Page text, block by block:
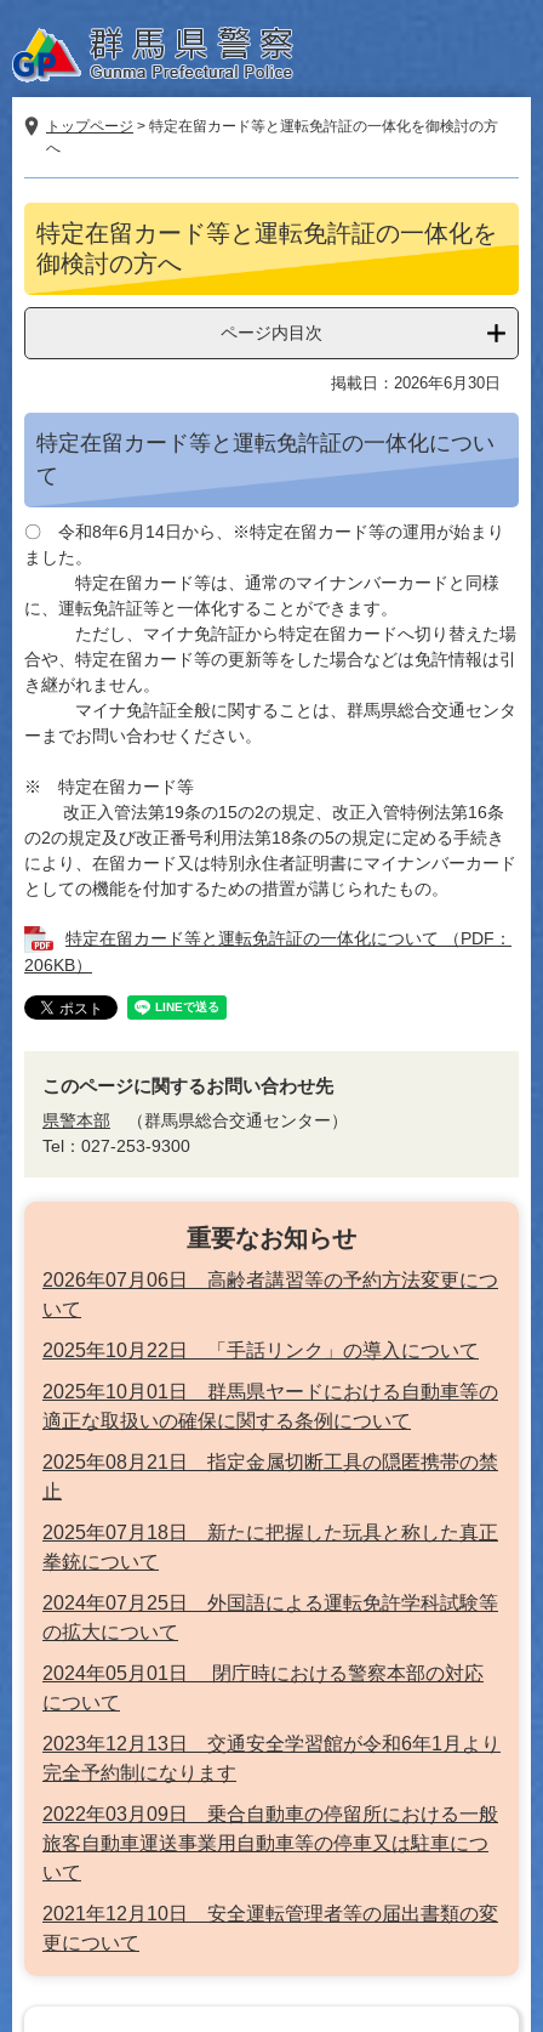
ー
ジ
の
す。
ニ
ュ
ー
トップページ > 特定在留カード等と運転免許証の一体化を御検討の方
へ
文特定在留カード等と運転免許証の一体化を
御検討の方へ
ページ内目次
掲載日：2026年6月30日
特定在留カード等と運転免許証の一体化につい
て
〇 令和8年6月14日から、※特定在留カード等の運用が始まり
ました。
特定在留カード等は、通常のマイナンバーカードと同様
に、運転免許証等と一体化することができます。
ただし、マイナ免許証から特定在留カードへ切り替えた場
合や、特定在留カード等の更新等をした場合などは免許情報は引
き継がれません。
マイナ免許証全般に関することは、群馬県総合交通センタ
ーまでお問い合わせください。
※ 特定在留カード等
改正入管法第19条の15の2の規定、改正入管特例法第16条
の2の規定及び改正番号利用法第18条の5の規定に定める手続き
により、在留カード又は特別永住者証明書にマイナンバーカード
としての機能を付加するための措置が講じられたもの。
特定在留カード等と運転免許証の一体化について （PDF：
206KB）
このページに関するお問い合わせ先
県警本部
群馬県総合交通センター
Tel：027-253-9300
重要なお知らせ
2026年07月06日 高齢者講習等の予約方法変更につ
いて
2025年10月22日 「手話リンク」の導入について
2025年10月01日 群馬県ヤードにおける自動車等の
適正な取扱いの確保に関する条例について
2025年08月21日 指定金属切断工具の隠匿携帯の禁
止
2025年07月18日 新たに把握した玩具と称した真正
拳銃について
2024年07月25日 外国語による運転免許学科試験等
の拡大について
2024年05月01日 閉庁時における警察本部の対応
について
2023年12月13日 交通安全学習館が令和6年1月より
完全予約制になります
2022年03月09日 乗合自動車の停留所における一般
旅客自動車運送事業用自動車等の停車又は駐車につ
いて
2021年12月10日 安全運転管理者等の届出書類の変
更について